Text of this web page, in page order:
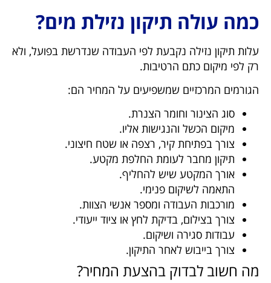
כמה עולה תיקון נזילת מים?
עלות תיקון נזילה נקבעת לפי העבודה שנדרשת בפועל, ולא
רק לפי מיקום כתם הרטיבות.
הגורמים המרכזיים שמשפיעים על המחיר הם:
סוג הצינור וחומר הצנרת.
מיקום הכשל והנגישות אליו.
צורך בפתיחת קיר, רצפה או שטח חיצוני.
תיקון מחבר לעומת החלפת מקטע.
אורך המקטע שיש להחליף.
התאמה לשיקום פנימי.
מורכבות העבודה ומספר אנשי הצוות.
צורך בצילום, בדיקת לחץ או ציוד ייעודי.
עבודות סגירה ושיקום.
צורך בייבוש לאחר התיקון.
מה חשוב לבדוק בהצעת המחיר?